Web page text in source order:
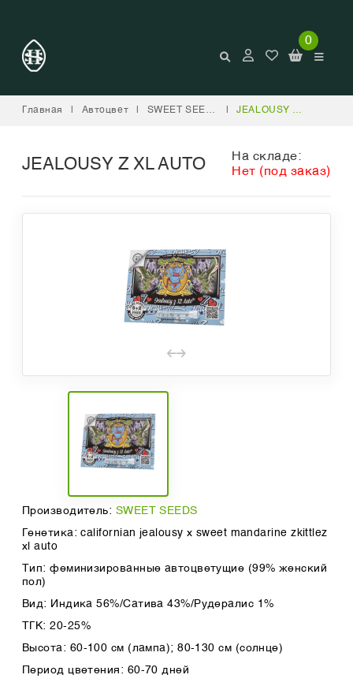
0
Главная Автоцвет SWEET SEEDS JEALOUSY Z XL AUTO
JEALOUSY Z XL AUTO
На складе:
Нет (под заказ)
Производитель: SWEET SEEDS
Генетика: californian jealousy х sweet mandarine zkittlez
xl auto
Тип: феминизированные автоцветущие (99% женский
пол)
Вид: Индика 56%/Сатива 43%/Рудералис 1%
ТГК: 20-25%
Высота: 60-100 см (лампа); 80-130 см (солнце)
Период цветения: 60-70 дней